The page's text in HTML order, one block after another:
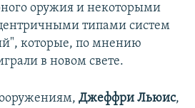
оружия и некоторыми
типами систем
которые, по мнению
в новом свете.
Джеффри Льюис,